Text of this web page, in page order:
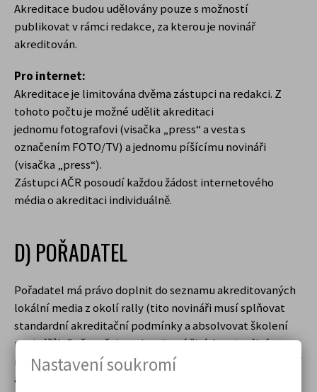
Akreditace budou udělovány pouze s možností
publikovat v rámci redakce, za kterou je novinář
akreditován.
Pro internet:
Akreditace je limitována dvěma zástupci na redakci. Z
tohoto počtu je možné udělit akreditaci
jednomu fotografovi (visačka „press“ a vesta s
označením FOTO/TV) a jednomu píšícímu novináři
(visačka „press“).
Zástupci AČR posoudí každou žádost internetového
média o akreditaci individuálně.
D) POŘADATEL
Pořadatel má právo doplnit do seznamu akreditovaných
lokální media z okolí rally (tito novináři musí splňovat
standardní akreditační podmínky a absolvovat školení
novinářů). Počet těchto akreditací činí 4 regionální
novináři (2x visačka „press“ a vesta s označením FOTO/TV
a 2 píšící novináře s visačkou „press“).
Nastavení soukromí